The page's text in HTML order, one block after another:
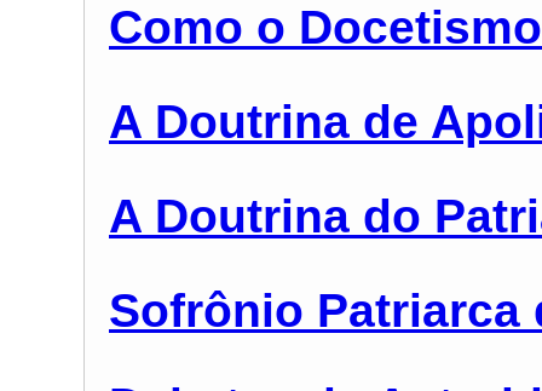
Como o
A Doutrina de
A Doutrina do
Sofrônio Patriarca